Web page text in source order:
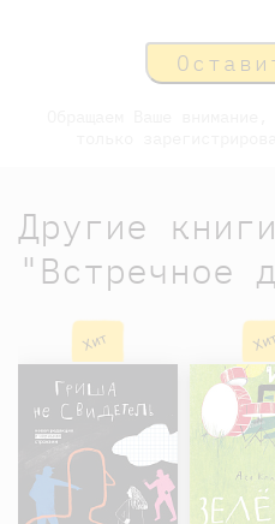
Другие
"Встречное
Хит Хит